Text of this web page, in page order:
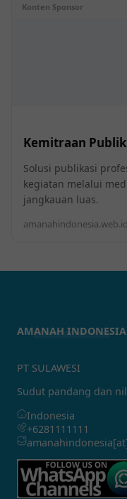
Konten Sponsor
Kemitraan
Solusi publikasi
kegiatan melalui
jangkauan luas.
amanahindonesia.web.id
AMANAH INDONESIA
PT SULAWESI
Sudut pandang dan
Indonesia
+6281111111